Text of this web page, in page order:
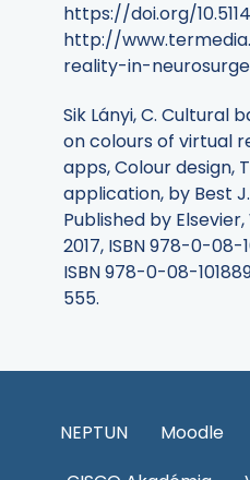
https://doi.org/
http://
reality-in-
Sik Lányi, C. Cultural
on colours of virtual
apps, Colour design,
application, by Best
Published by
2017, ISBN 978-0-
ISBN 978-0-08-
555.
NEPTUN Moodle